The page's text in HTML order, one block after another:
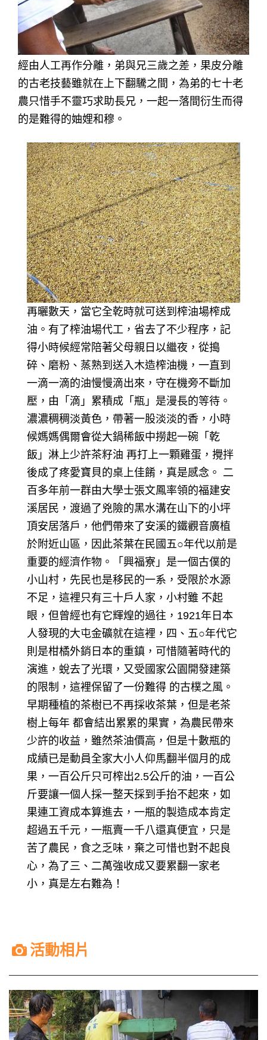
經由人工再作分離，弟與兄三歲之差，果皮分離
的古老技藝雖就在上下翻驣之間，為弟的七十老
農只惜手不靈巧求助長兄，一起一落間衍生而得
的是難得的妯娌和穆。
再曬數天，當它全乾時就可送到榨油場榨成
油。有了榨油場代工，省去了不少程序，記
得小時候經常陪著父母親日以繼夜，從搗
碎、磨粉、蒸熟到送入木造榨油機，一直到
一滴一滴的油慢慢滴出來，守在機旁不斷加
壓，由「滴」累積成「瓶」是漫長的等待。
濃濃稠稠淡黃色，帶著一股淡淡的香，小時
候媽媽偶爾會從大鍋稀飯中撈起一碗「乾
飯」淋上少許茶籽油 再打上一顆雞蛋，攪拌
後成了疼愛寶貝的桌上佳餚，真是感念。 二
百多年前一群由大學士張文鳳率領的福建安
溪居民，渡過了兇險的黑水溝在山下的小坪
頂安居落戶，他們帶來了安溪的鐵觀音廣植
於附近山區，因此茶葉在民國五○年代以前是
重要的經濟作物。「興福寮」是一個古僕的
小山村，先民也是移民的一系，受限於水源
不足，這裡只有三十戶人家，小村雖 不起
眼，但曾經也有它輝煌的過往，1921年日本
人發現的大屯金礦就在這裡，四、五○年代它
則是柑橘外銷日本的重鎮，可惜隨著時代的
演進，蛻去了光環，又受國家公園開發建築
的限制，這裡保留了一份難得 的古樸之風。
早期種植的茶樹已不再採收茶葉，但是老茶
樹上每年 都會結出累累的果實，為農民帶來
少許的收益，雖然茶油價高，但是十數瓶的
成績已是動員全家大小人仰馬翻半個月的成
果，一百公斤只可榨出2.5公斤的油，一百公
斤要讓一個人採一整天採到手抬不起來，如
果連工資成本算進去，一瓶的製造成本肯定
超過五千元，一瓶賣一千八還真便宜，只是
苦了農民，食之乏味，棄之可惜也對不起良
心，為了三、二萬強收成又要累翻一家老
小，真是左右難為！
活動相片